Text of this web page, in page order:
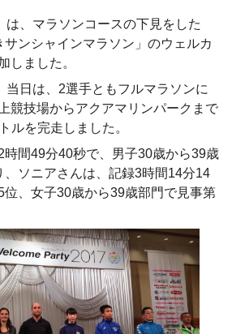
は、マラソンコースの下見をした
ンシャインマラソン」のウェルカ
しました。
当日は、2選手ともフルマラソンに
競技場からアクアマリンパークまで
ルを完走しました。
時間49分40秒で、男子30歳から39歳
ソニアさんは、記録3時間14分14
位、女子30歳から39歳部門で見事第